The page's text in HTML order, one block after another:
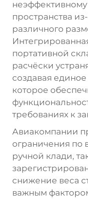
пространства
различного
портативной
расчёски
создавая
которое
требованиях к
Авиакомпании
ограничения по
ручной клади,
снижение веса
важным